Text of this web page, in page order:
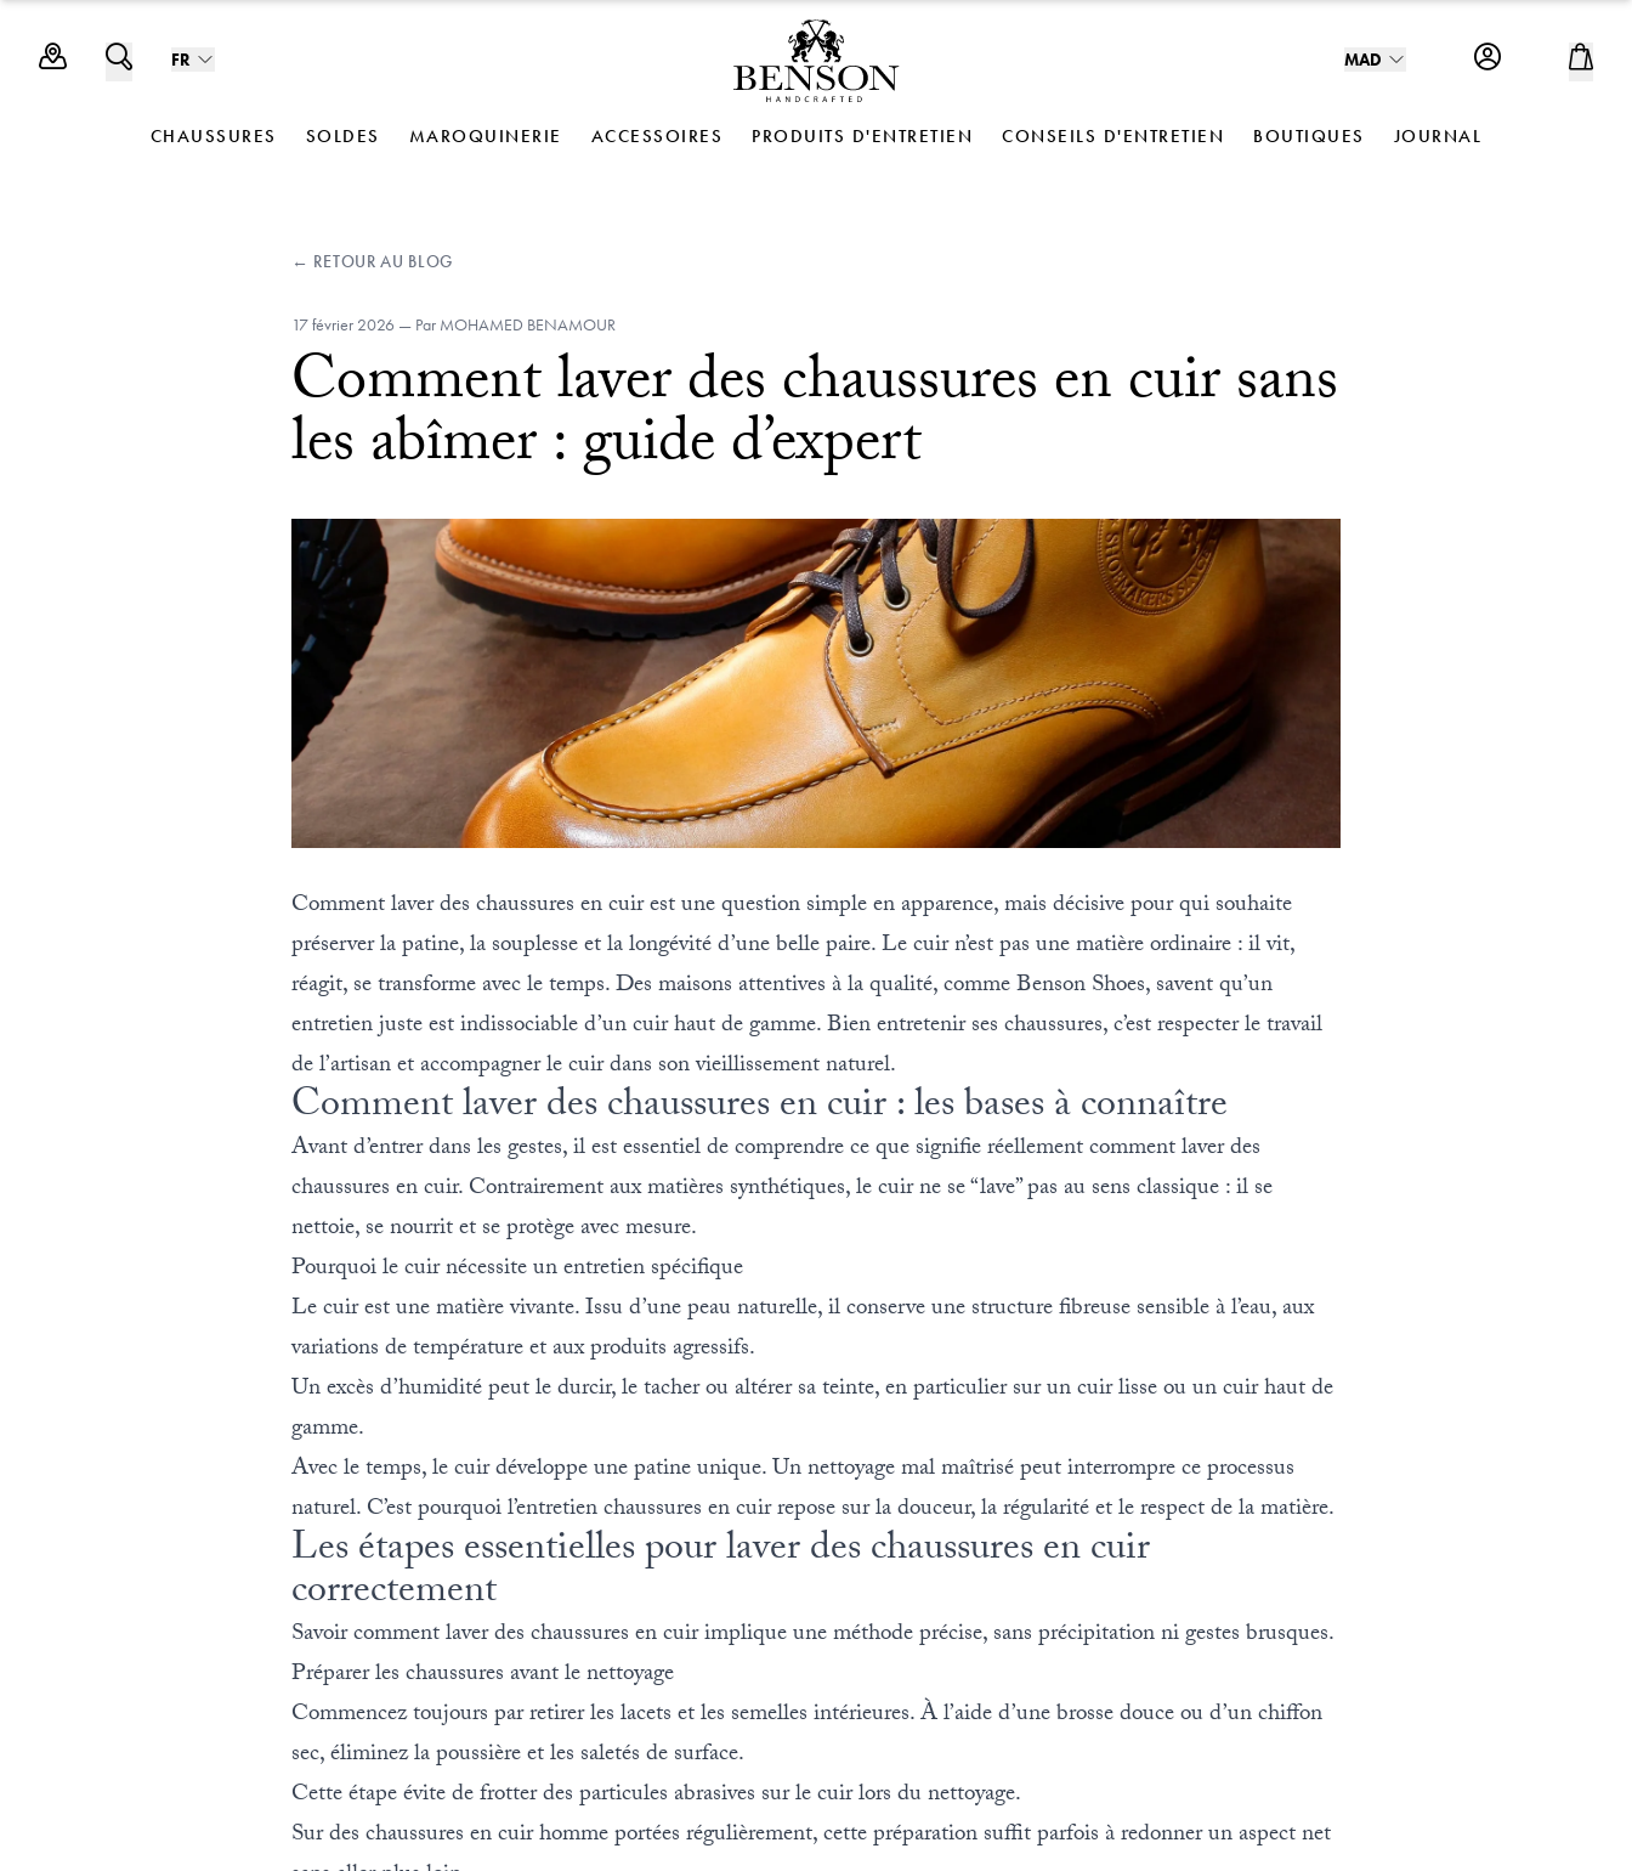
FR MAD
CHAUSSURES SOLDES MAROQUINERIE ACCESSOIRES PRODUITS D'ENTRETIEN CONSEILS D'ENTRETIEN BOUTIQUES JOURNAL
← RETOUR AU BLOG
17 février 2026 — Par MOHAMED BENAMOUR
Comment laver des chaussures en cuir sans
les abîmer : guide d’expert
Comment laver des chaussures en cuir est une question simple en apparence, mais décisive pour qui souhaite
préserver la patine, la souplesse et la longévité d’une belle paire. Le cuir n’est pas une matière ordinaire : il vit,
réagit, se transforme avec le temps. Des maisons attentives à la qualité, commeBenson Shoes, savent qu’un
entretien juste est indissociable d’un cuir haut de gamme. Bien entretenir ses chaussures, c’est respecter le travail
de l’artisan et accompagner le cuir dans son vieillissement naturel.
Comment laver des chaussures en cuir : les bases à connaître
Avant d’entrer dans les gestes, il est essentiel de comprendre ce que signifie réellement comment laver des
chaussures en cuir. Contrairement aux matières synthétiques, le cuir ne se “lave” pas au sens classique : il se
nettoie, se nourrit et se protège avec mesure.
Pourquoi le cuir nécessite un entretien spécifique
Le cuir est une matière vivante. Issu d’une peau naturelle, il conserve une structure fibreuse sensible à l’eau, aux
variations de température et aux produits agressifs.
Un excès d’humidité peut le durcir, le tacher ou altérer sa teinte, en particulier sur un cuir lisse ou un cuir haut de
gamme.
Avec le temps, le cuir développe une patine unique. Un nettoyage mal maîtrisé peut interrompre ce processus
naturel. C’est pourquoi l’entretien chaussures en cuir repose sur la douceur, la régularité et le respect de la matière.
Les étapes essentielles pour laver des chaussures en cuir
correctement
Savoir comment laver des chaussures en cuir implique une méthode précise, sans précipitation ni gestes brusques.
Préparer les chaussures avant le nettoyage
Commencez toujours par retirer les lacets et les semelles intérieures. À l’aide d’une brosse douce ou d’un chiffon
sec, éliminez la poussière et les saletés de surface.
Cette étape évite de frotter des particules abrasives sur le cuir lors du nettoyage.
Sur des chaussures en cuir homme portées régulièrement, cette préparation suffit parfois à redonner un aspect net